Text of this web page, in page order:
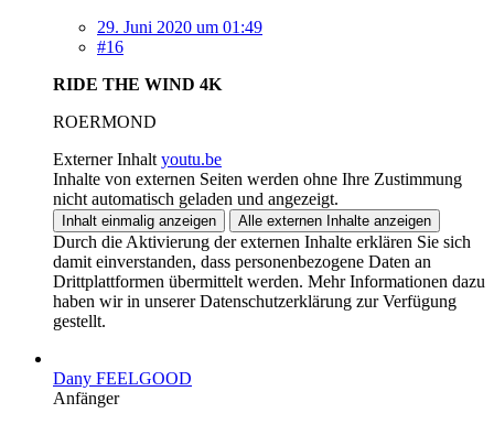
29. Juni 2020 um 01:49
#16
RIDE THE WIND 4K
ROERMOND
Externer Inhalt youtu.be
Inhalte von externen Seiten werden ohne Ihre Zustimmung
nicht automatisch geladen und angezeigt.
Inhalt einmalig anzeigen Alle externen Inhalte anzeigen
Durch die Aktivierung der externen Inhalte erklären Sie sich
damit einverstanden, dass personenbezogene Daten an
Drittplattformen übermittelt werden. Mehr Informationen dazu
haben wir in unserer Datenschutzerklärung zur Verfügung
gestellt.
Dany FEELGOOD
Anfänger